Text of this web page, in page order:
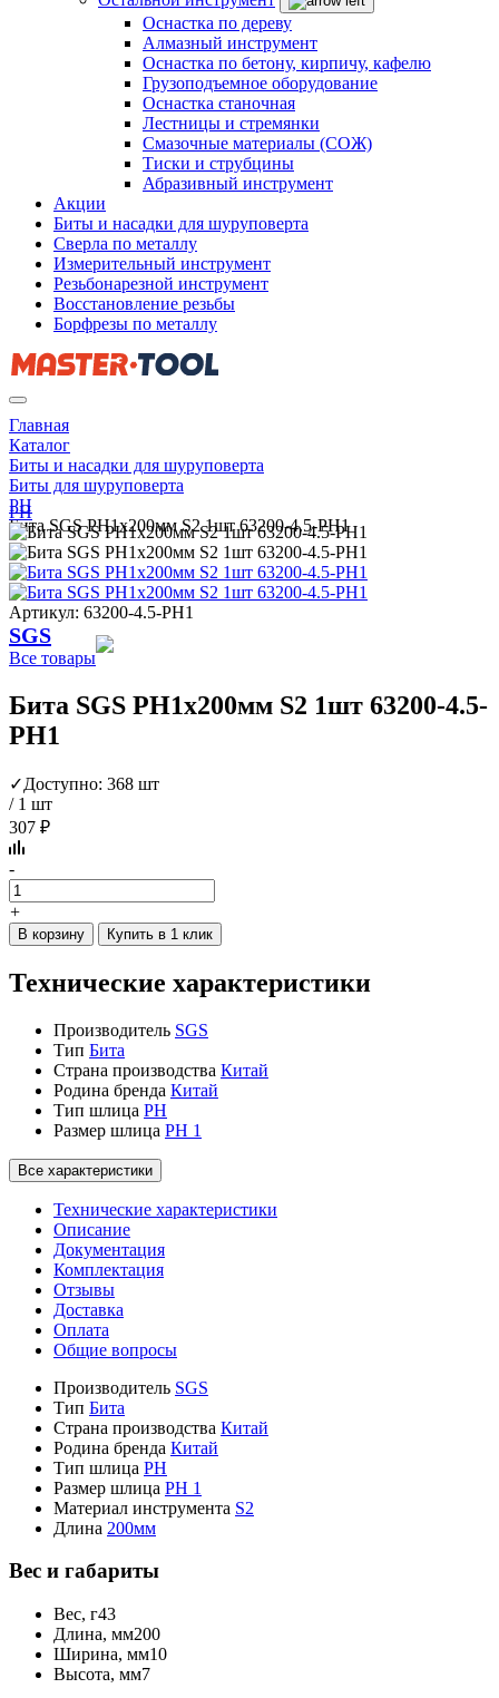
Оснастка по дереву
Алмазный инструмент
Оснастка по бетону, кирпичу, кафелю
Грузоподъемное оборудование
Оснастка станочная
Лестницы и стремянки
Смазочные материалы (СОЖ)
Тиски и струбцины
Абразивный инструмент
Акции
Биты и насадки для шуруповерта
Сверла по металлу
Измерительный инструмент
Резьбонарезной инструмент
Восстановление резьбы
Борфрезы по металлу
Главная
Каталог
Биты и насадки для шуруповерта
Биты для шуруповерта
PH
Бита SGS PH1х200мм S2 1шт 63200-4.5-PH1
PH
Артикул: 63200-4.5-PH1
SGS
Все товары
Бита SGS PH1х200мм S2 1шт 63200-4.5-
PH1
✓Доступно: 368 шт
/ 1 шт
307 ₽
-
+
В корзину Купить в 1 клик
Технические характеристики
Производитель SGS
Тип Бита
Страна производства Китай
Родина бренда Китай
Тип шлица PH
Размер шлица PH 1
Все характеристики
Технические характеристики
Описание
Документация
Комплектация
Отзывы
Доставка
Оплата
Общие вопросы
Производитель SGS
Тип Бита
Страна производства Китай
Родина бренда Китай
Тип шлица PH
Размер шлица PH 1
Материал инструмента S2
Длина 200мм
Вес и габариты
Вес, г43
Длина, мм200
Ширина, мм10
Высота, мм7